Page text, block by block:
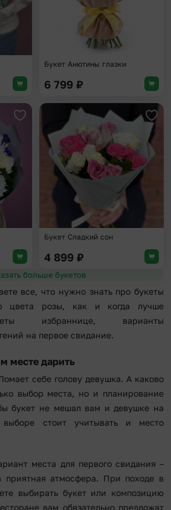
Букет Анютины глазки
6 799 ₽
Добавить в избранное
Букет Сладкий сон
4 899 ₽
Показать больше букетов
все, что нужно знать про букеты
цвета розы, как и когда лучше
избраннице, варианты
на первое свидание.
месте дарить
себе голову девушка. А каково
выбор места, но и планирование
букет не мешал вам и девушке на
стоит учитывать и место
места для первого свидания –
приятная атмосфера. При походе в
выбирать букет или композицию
вам обязательно предложат